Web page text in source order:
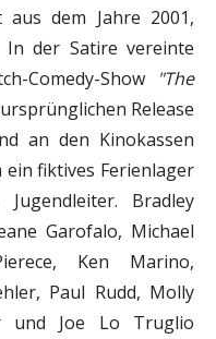
aus dem Jahre 2001,
In der Satire vereinte
Comedy-Show
"The
Release
an den Kinokassen
fiktives Ferienlager
Bradley
Garofalo, Michael
Ken Marino,
Paul Rudd, Molly
und Joe Lo Truglio